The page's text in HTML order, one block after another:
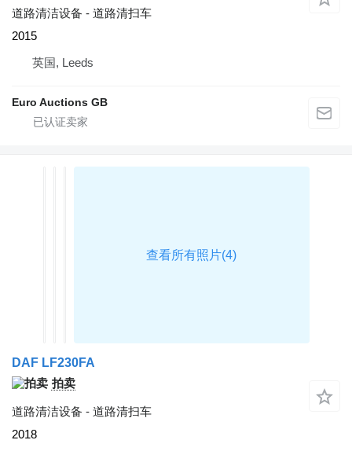
道路清洁设备 - 道路清扫车
2015
英国, Leeds
Euro Auctions GB
DAF LF230FA
拍卖
道路清洁设备 - 道路清扫车
2018